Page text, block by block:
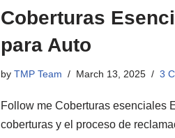
Coberturas
para Auto
by TMP Team March 13, 2025 3
Follow me Coberturas esenciales
coberturas y el proceso de